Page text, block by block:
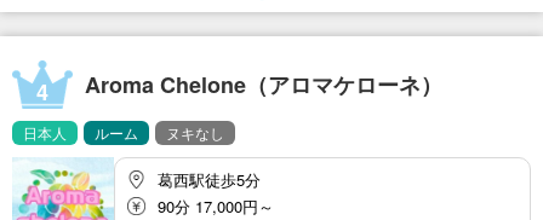
4 Aroma Chelone（アロマケローネ）
日本人 ルーム ヌキなし
葛西駅徒歩5分
90分 17,000円～